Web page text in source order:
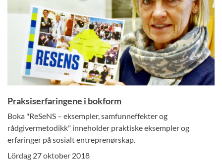
Praksiserfaringene i bokform
Boka "ReSeNS – eksempler, samfunneffekter og
rådgivermetodikk" inneholder praktiske eksempler og
erfaringer på sosialt entreprenørskap.
Lördag 27 oktober 2018